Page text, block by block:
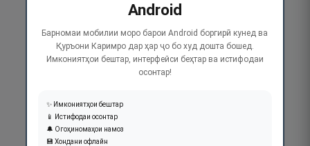
Android
Барномаи мобилии моро барои Android боргирӣ кунед ва
Қуръони Каримро дар ҳар ҷо бо худ дошта бошед.
Имкониятҳои бештар, интерфейси беҳтар ва истифодаи
осонтар!
✨ Имкониятҳои бештар
📱 Истифодаи осонтар
🔔 Огоҳиномаҳои намоз
💾 Хондани офлайн